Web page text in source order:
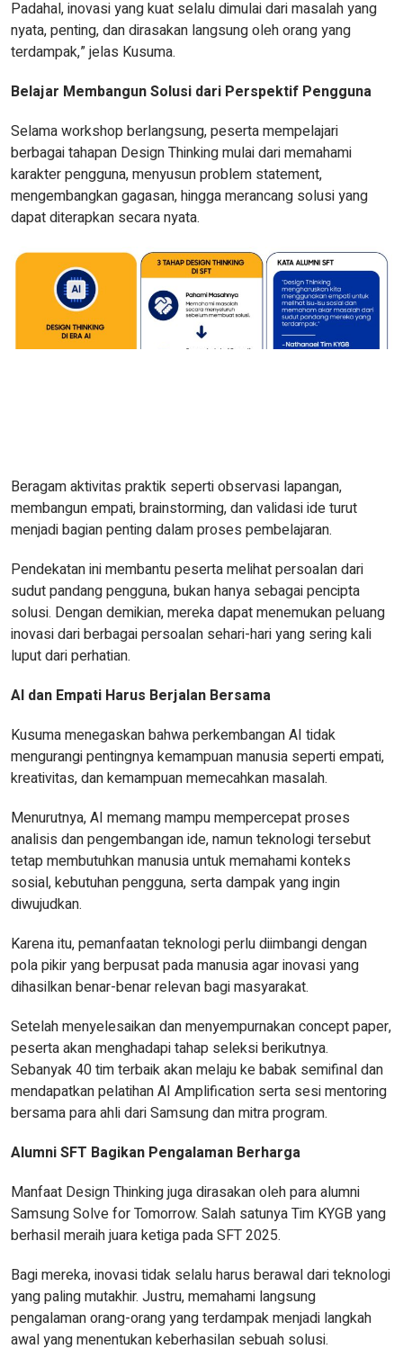
Padahal, inovasi yang kuat selalu dimulai dari masalah yang
nyata, penting, dan dirasakan langsung oleh orang yang
terdampak,” jelas Kusuma.
Belajar Membangun Solusi dari Perspektif Pengguna
Selama workshop berlangsung, peserta mempelajari
berbagai tahapan Design Thinking mulai dari memahami
karakter pengguna, menyusun problem statement,
mengembangkan gagasan, hingga merancang solusi yang
dapat diterapkan secara nyata.
Beragam aktivitas praktik seperti observasi lapangan,
membangun empati, brainstorming, dan validasi ide turut
menjadi bagian penting dalam proses pembelajaran.
Pendekatan ini membantu peserta melihat persoalan dari
sudut pandang pengguna, bukan hanya sebagai pencipta
solusi. Dengan demikian, mereka dapat menemukan peluang
inovasi dari berbagai persoalan sehari-hari yang sering kali
luput dari perhatian.
AI dan Empati Harus Berjalan Bersama
Kusuma menegaskan bahwa perkembangan AI tidak
mengurangi pentingnya kemampuan manusia seperti empati,
kreativitas, dan kemampuan memecahkan masalah.
Menurutnya, AI memang mampu mempercepat proses
analisis dan pengembangan ide, namun teknologi tersebut
tetap membutuhkan manusia untuk memahami konteks
sosial, kebutuhan pengguna, serta dampak yang ingin
diwujudkan.
Karena itu, pemanfaatan teknologi perlu diimbangi dengan
pola pikir yang berpusat pada manusia agar inovasi yang
dihasilkan benar-benar relevan bagi masyarakat.
Setelah menyelesaikan dan menyempurnakan concept paper,
peserta akan menghadapi tahap seleksi berikutnya.
Sebanyak 40 tim terbaik akan melaju ke babak semifinal dan
mendapatkan pelatihan AI Amplification serta sesi mentoring
bersama para ahli dari Samsung dan mitra program.
Alumni SFT Bagikan Pengalaman Berharga
Manfaat Design Thinking juga dirasakan oleh para alumni
Samsung Solve for Tomorrow. Salah satunya Tim KYGB yang
berhasil meraih juara ketiga pada SFT 2025.
Bagi mereka, inovasi tidak selalu harus berawal dari teknologi
yang paling mutakhir. Justru, memahami langsung
pengalaman orang-orang yang terdampak menjadi langkah
awal yang menentukan keberhasilan sebuah solusi.